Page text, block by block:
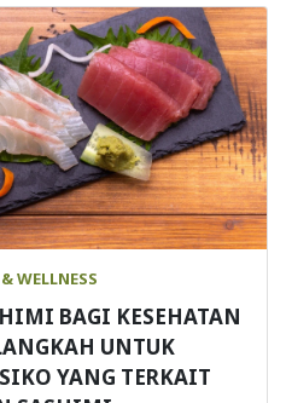
WELLNESS
BAGI KESEHATAN
UNTUK
YANG TERKAIT